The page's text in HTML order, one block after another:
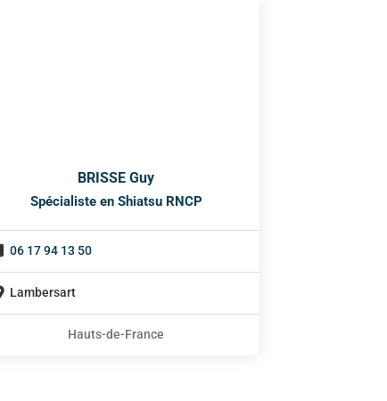
BRISSE Guy
Spécialiste en Shiatsu RNCP
06 17 94 13 50
Lambersart
Hauts-de-France